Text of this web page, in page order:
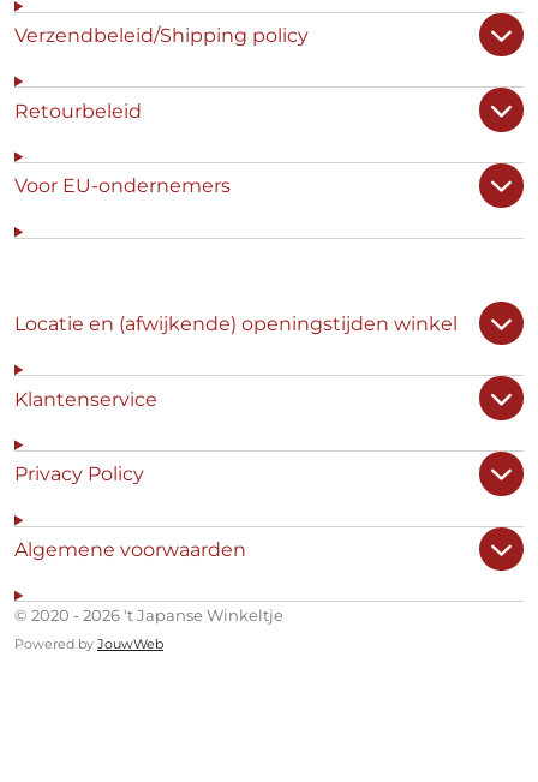
Verzendbeleid/Shipping policy
Retourbeleid
Voor EU-ondernemers
Locatie en (afwijkende) openingstijden winkel
Klantenservice
Privacy Policy
Algemene voorwaarden
© 2020 - 2026 't Japanse Winkeltje
Powered by JouwWeb